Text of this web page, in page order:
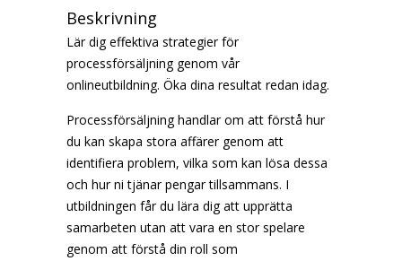
Beskrivning
Lär dig effektiva strategier för
processförsäljning genom vår
onlineutbildning. Öka dina resultat redan idag.
Processförsäljning handlar om att förstå hur
du kan skapa stora affärer genom att
identifiera problem, vilka som kan lösa dessa
och hur ni tjänar pengar tillsammans. I
utbildningen får du lära dig att upprätta
samarbeten utan att vara en stor spelare
genom att förstå din roll som